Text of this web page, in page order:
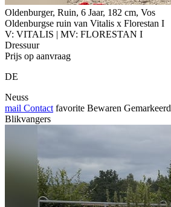
Oldenburger, Ruin, 6 Jaar, 182 cm, Vos
Oldenburgse ruin van Vitalis x Florestan I
V: VITALIS | MV: FLORESTAN I
Dressuur
Prijs op aanvraag
DE
Neuss
mail Contact favorite Bewaren Gemarkeerd
Blikvangers